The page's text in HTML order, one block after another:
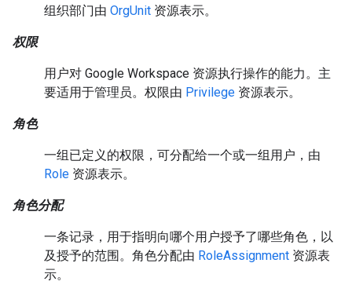
组织部门由 OrgUnit 资源表示。
权限
用户对 Google Workspace 资源执行操作的能力。主
要适用于管理员。权限由 Privilege 资源表示。
角色
一组已定义的权限，可分配给一个或一组用户，由
Role 资源表示。
角色分配
一条记录，用于指明向哪个用户授予了哪些角色，以
及授予的范围。角色分配由 RoleAssignment 资源表
示。